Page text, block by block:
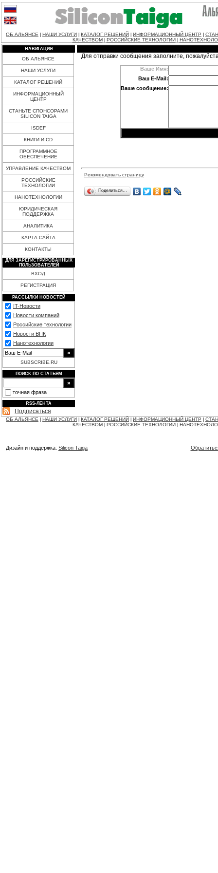
ОБ АЛЬЯНСЕ НАШИ УСЛУГИ КАТАЛОГ РЕШЕНИЙ ИНФОРМАЦИОННЫЙ ЦЕНТР
КАЧЕСТВОМ
РОССИЙСКИЕ ТЕХНОЛОГИИ
НАВИГАЦИЯ
ОБ АЛЬЯНСЕ
НАШИ УСЛУГИ
КАТАЛОГ РЕШЕНИЙ
ИНФОРМАЦИОННЫЙ
ЦЕНТР
СТАНЬТЕ СПОНСОРАМИ
SILICON TAIGA
ISDEF
КНИГИ И CD
ПРОГРАММНОЕ
ОБЕСПЕЧЕНИЕ
УПРАВЛЕНИЕ КАЧЕСТВОМ
РОССИЙСКИЕ
ТЕХНОЛОГИИ
НАНОТЕХНОЛОГИИ
ЮРИДИЧЕСКАЯ
ПОДДЕРЖКА
АНАЛИТИКА
КАРТА САЙТА
КОНТАКТЫ
ДЛЯ ЗАРЕГИСТРИРОВАННЫХ
ПОЛЬЗОВАТЕЛЕЙ
ВХОД
РЕГИСТРАЦИЯ
РАССЫЛКИ НОВОСТЕЙ
IT-Новости
Новости компаний
Российские технологии
Новости ВПК
Нанотехнологии
SUBSCRIBE.RU
ПОИСК ПО СТАТЬЯМ
точная фраза
RSS-ЛЕНТА
Подписаться
Для отправки сообщения заполните,
Ваше Имя:
Ваш E-Mail:
Ваше сообщение:
Рекомендовать страницу
Поделиться…
ОБ АЛЬЯНСЕ НАШИ УСЛУГИ КАТАЛОГ РЕШЕНИЙ ИНФОРМАЦИОННЫЙ ЦЕНТР
КАЧЕСТВОМ
РОССИЙСКИЕ ТЕХНОЛОГИИ
Дизайн и поддержка: Silicon Taiga